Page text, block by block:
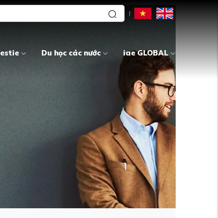
Du học các nước iae GLOBAL